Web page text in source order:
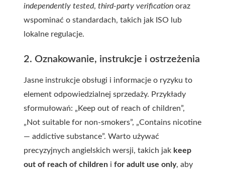
independently tested, third-party verification oraz
wspominać o standardach, takich jak ISO lub
lokalne regulacje.
2. Oznakowanie, instrukcje i ostrzeżenia
Jasne instrukcje obsługi i informacje o ryzyku to
element odpowiedzialnej sprzedaży. Przykłady
sformułowań: „Keep out of reach of children”,
„Not suitable for non-smokers”, „Contains nicotine
— addictive substance”. Warto używać
precyzyjnych angielskich wersji, takich jak keep
out of reach of children i for adult use only, aby